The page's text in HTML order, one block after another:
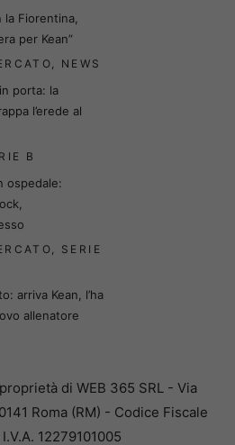
Fiorentina,
per Kean”
NEWS
porta: la
l’erede al
B
ospedale:
SERIE
arriva Kean, l’ha
allenatore
di WEB 365 SRL - Via
Roma (RM) - Codice Fiscale
12279101005